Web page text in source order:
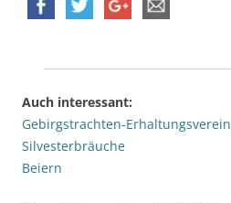
Auch interessant:
Gebirgstrachten-Erhaltungsverein
Silvesterbräuche
Beiern